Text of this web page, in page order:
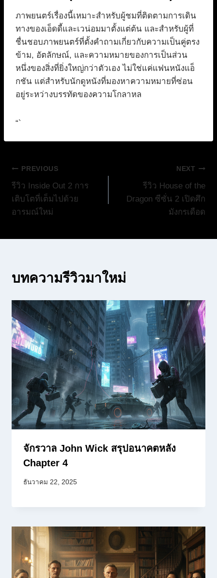
ภาพยนตร์เรื่องนี้เหมาะสำหรับผู้ชมที่ติดตามการเดิน
ทางของเอ็ดดี้และเวน่อมมาตั้งแต่ต้น และสำหรับผู้ที่
ชื่นชอบภาพยนตร์ที่ตั้งคำถามเกี่ยวกับความเป็นคู่ตรง
ข้าม, อัตลักษณ์, และความหมายของการเป็นส่วน
หนึ่งของสิ่งที่ยิ่งใหญ่กว่าตัวเอง ไม่ใช่แค่แฟนหนังแอ็
กชัน แต่สำหรับนักดูหนังที่มองหาความหมายที่ซ่อน
อยู่ระหว่างบรรทัดของความโกลาหล
“`
แนะแนว
เรื่อง
PREVIOUS
รีวิว Inside Out 2 การ
เติบโตที่เต็มไปด้วย
อารมณ์ใหม่
NEXT
รีวิว House of the
Dragon ซีซั่น 2 เปิดศึก
มังกรเดือด
บทความรีวิวมาใหม่
จักรวาล John Wick สรุปอนาคตหลัง
Chapter 4
ธันวาคม 22, 2025